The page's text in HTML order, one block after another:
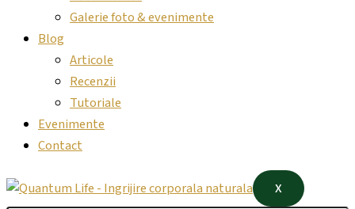
Galerie foto & evenimente
Blog
Articole
Recenzii
Tutoriale
Evenimente
Contact
X